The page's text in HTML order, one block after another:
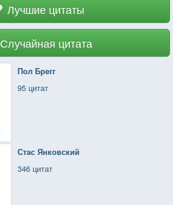
Лучшие цитаты
Случайная цитата
Пол Брегг
95 цитат
Стас Янковский
346 цитат